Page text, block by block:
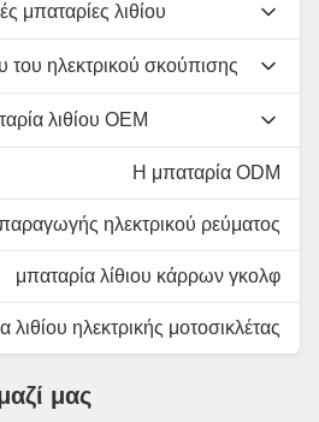
μπαταρίες λιθίου
του ηλεκτρικού σκούπισης
λιθίου OEM
Η μπαταρία ODM
ηλεκτρικού ρεύματος
μπαταρία λίθιου κάρρων γκολφ
λιθίου ηλεκτρικής μοτοσικλέτας
μας